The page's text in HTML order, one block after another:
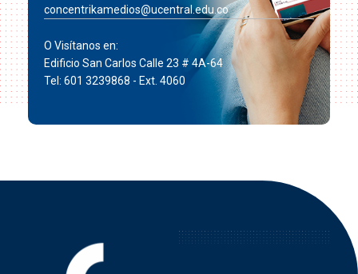
concentrikamedios@ucentral.edu.co
O Visítanos en:
Edificio San Carlos Calle 23 # 4A-64
Tel: 601 3239868 - Ext. 4060